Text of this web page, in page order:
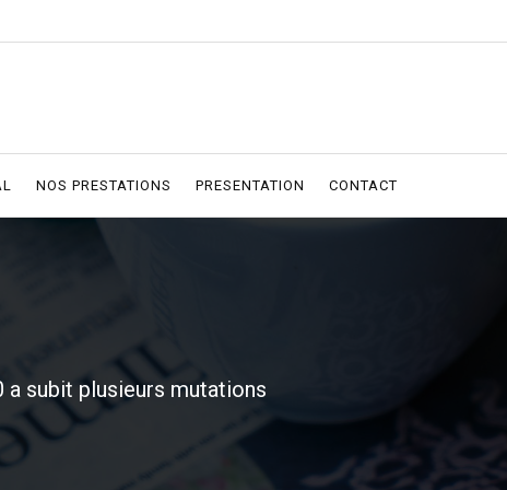
NOS PRESTATIONS PRESENTATION CONTACT
subit plusieurs mutations